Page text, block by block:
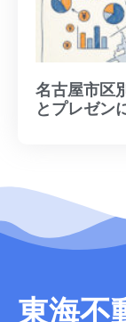
名古屋市区
とプレゼン
東海不